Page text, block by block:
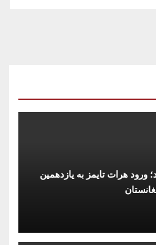
ساله شد؛ ورود هرات تایمز به یازدهمین